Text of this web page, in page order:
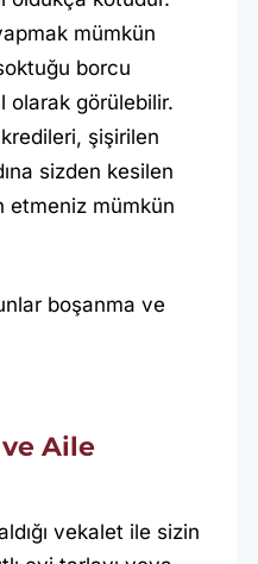
mümkün
borcu
olarak görülebilir.
şişirilen
sizden kesilen
etmeniz mümkün
boşanma ve
Aile
vekalet ile sizin